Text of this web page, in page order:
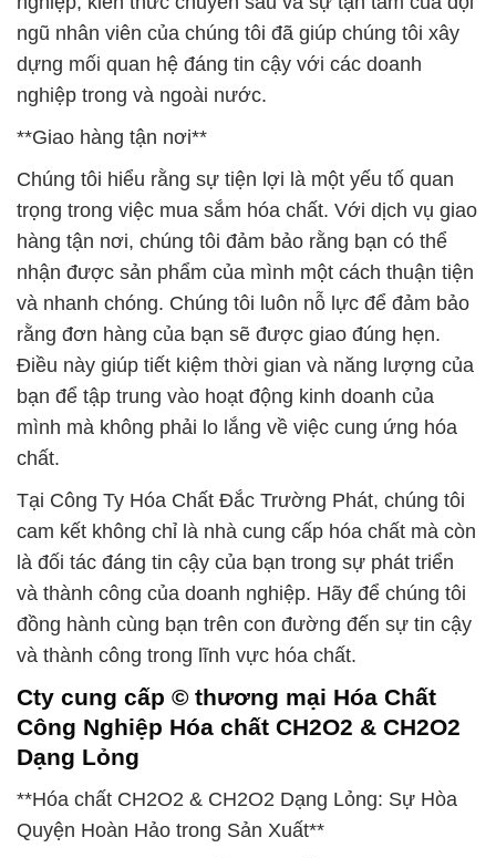
ngũ nhân viên của chúng tôi đã giúp chúng tôi xây
dựng mối quan hệ đáng tin cậy với các doanh
nghiệp trong và ngoài nước.
**Giao hàng tận nơi**
Chúng tôi hiểu rằng sự tiện lợi là một yếu tố quan
trọng trong việc mua sắm hóa chất. Với dịch vụ giao
hàng tận nơi, chúng tôi đảm bảo rằng bạn có thể
nhận được sản phẩm của mình một cách thuận tiện
và nhanh chóng. Chúng tôi luôn nỗ lực để đảm bảo
rằng đơn hàng của bạn sẽ được giao đúng hẹn.
Điều này giúp tiết kiệm thời gian và năng lượng của
bạn để tập trung vào hoạt động kinh doanh của
mình mà không phải lo lắng về việc cung ứng hóa
chất.
Tại Công Ty Hóa Chất Đắc Trường Phát, chúng tôi
cam kết không chỉ là nhà cung cấp hóa chất mà còn
là đối tác đáng tin cậy của bạn trong sự phát triển
và thành công của doanh nghiệp. Hãy để chúng tôi
đồng hành cùng bạn trên con đường đến sự tin cậy
và thành công trong lĩnh vực hóa chất.
Cty cung cấp © thương mại Hóa Chất
Công Nghiệp Hóa chất CH2O2 & CH2O2
Dạng Lỏng
**Hóa chất CH2O2 & CH2O2 Dạng Lỏng: Sự Hòa
Quyện Hoàn Hảo trong Sản Xuất**